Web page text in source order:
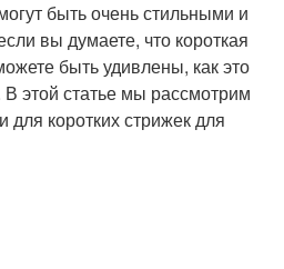
быть очень стильными и
вы думаете, что короткая
быть удивлены, как это
этой статье мы рассмотрим
для коротких стрижек для